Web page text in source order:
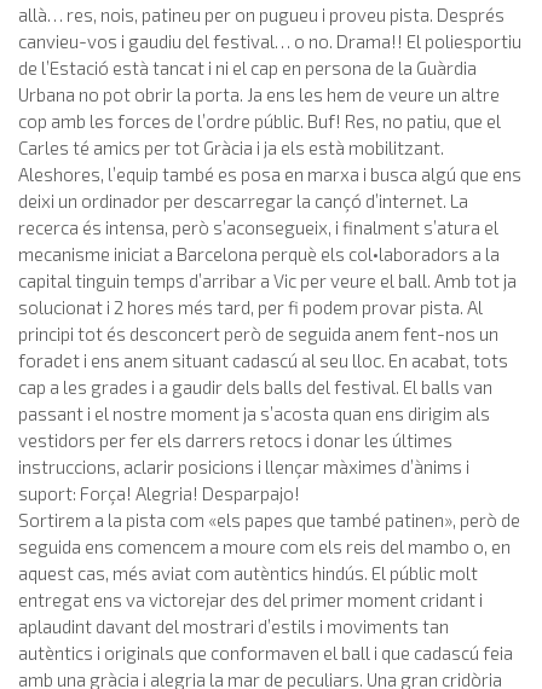
allà… res, nois, patineu per on pugueu i proveu pista. Després
canvieu-vos i gaudiu del festival… o no. Drama!! El poliesportiu
de l’Estació està tancat i ni el cap en persona de la Guàrdia
Urbana no pot obrir la porta. Ja ens les hem de veure un altre
cop amb les forces de l’ordre públic. Buf! Res, no patiu, que el
Carles té amics per tot Gràcia i ja els està mobilitzant.
Aleshores, l’equip també es posa en marxa i busca algú que ens
deixi un ordinador per descarregar la cançó d’internet. La
recerca és intensa, però s’aconsegueix, i finalment s’atura el
mecanisme iniciat a Barcelona perquè els col•laboradors a la
capital tinguin temps d’arribar a Vic per veure el ball. Amb tot ja
solucionat i 2 hores més tard, per fi podem provar pista. Al
principi tot és desconcert però de seguida anem fent-nos un
foradet i ens anem situant cadascú al seu lloc. En acabat, tots
cap a les grades i a gaudir dels balls del festival. El balls van
passant i el nostre moment ja s’acosta quan ens dirigim als
vestidors per fer els darrers retocs i donar les últimes
instruccions, aclarir posicions i llençar màximes d’ànims i
suport: Força! Alegria! Desparpajo!
Sortirem a la pista com «els papes que també patinen», però de
seguida ens comencem a moure com els reis del mambo o, en
aquest cas, més aviat com autèntics hindús. El públic molt
entregat ens va victorejar des del primer moment cridant i
aplaudint davant del mostrari d’estils i moviments tan
autèntics i originals que conformaven el ball i que cadascú feia
amb una gràcia i alegria la mar de peculiars. Una gran cridòria